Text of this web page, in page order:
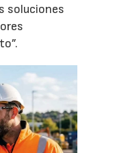
soluciones